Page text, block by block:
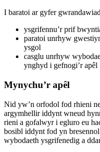
I baratoi ar gyfer
ysgrifennu’r prif
paratoi unrhyw
ysgol
casglu unrhyw
ynghyd i gefnogi’r apêl
Mynychu’r apêl
Nid yw’n orfodol fod rhieni
argymhellir iddynt wneud
rieni a gofalwyr i egluro eu
bosibl iddynt fod yn
wybodaeth ysgrifenedig a